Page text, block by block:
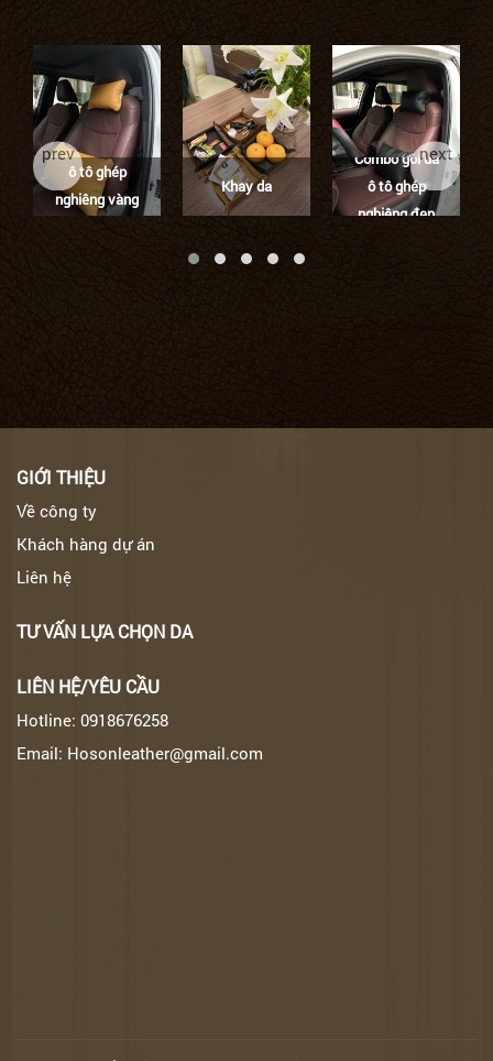
Combo gối da
ô tô ghép
nghiêng vàng
Khay da
Combo gối da
ô tô ghép
nghiêng đen
prev next
GIỚI THIỆU
Về công ty
Khách hàng dự án
Liên hệ
TƯ VẤN LỰA CHỌN DA
LIÊN HỆ/YÊU CẦU
Hotline: 0918676258
Email: Hosonleather@gmail.com